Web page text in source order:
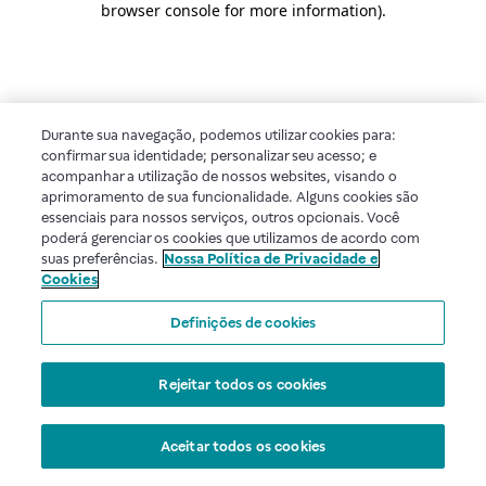
browser console for more information).
Durante sua navegação, podemos utilizar cookies para:
confirmar sua identidade; personalizar seu acesso; e
acompanhar a utilização de nossos websites, visando o
aprimoramento de sua funcionalidade. Alguns cookies são
essenciais para nossos serviços, outros opcionais. Você
poderá gerenciar os cookies que utilizamos de acordo com
suas preferências. Nossa Política de Privacidade e
Cookies
Definições de cookies
Rejeitar todos os cookies
Aceitar todos os cookies